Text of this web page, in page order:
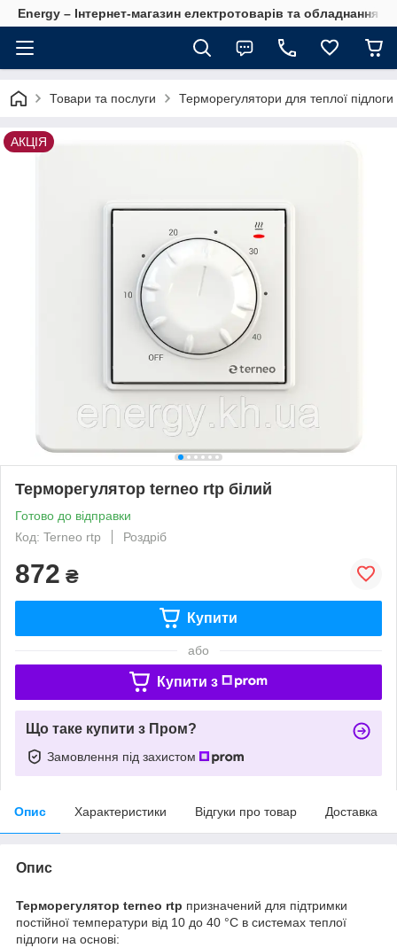
Energy – Інтернет-магазин електротоварів та обладнання
Товари та послуги Терморегулятори для теплої
АКЦІЯ
Терморегулятор terneo rtp білий
Готово до відправки
Код: Terneo rtp
Роздріб
872 ₴
Купити
або
Купити з
Що таке купити з Пром?
Замовлення під захистом
Опис Характеристики Відгуки про товар Доставка
Опис
Терморегулятор terneo rtp призначений для підтримки
постійної температури від 10 до 40 °С в системах теплої
підлоги на основі: